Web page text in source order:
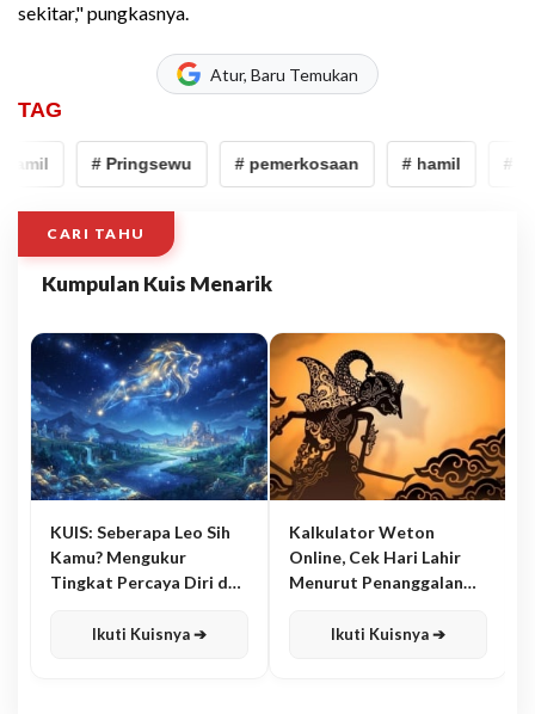
sekitar," pungkasnya.
Atur, Baru Temukan
TAG
# Pringsewu # pemerkosaan # hamil #
CARI TAHU
Kumpulan Kuis Menarik
KUIS: Seberapa Leo Sih
Kamu? Mengukur
Tingkat Percaya Diri dan
Ikuti Kuisnya ➔
Kalkulator Weton
Online, Cek Hari Lahir
Menurut Penanggalan
Ikuti Kuisnya ➔